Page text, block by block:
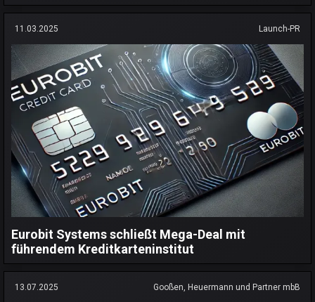
11.03.2025 Launch-PR
Eurobit Systems schließt Mega-Deal mit
führendem Kreditkarteninstitut
13.07.2025 Gooßen, Heuermann und Partner mbB